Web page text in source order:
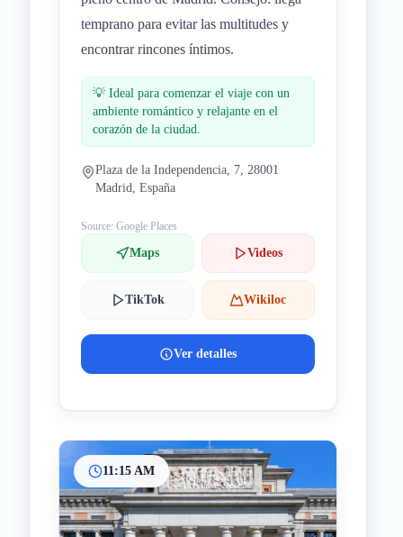
temprano para evitar las multitudes y
encontrar rincones íntimos.
💡 Ideal para comenzar el viaje con un
ambiente romántico y relajante en el
corazón de la ciudad.
Plaza de la Independencia, 7, 28001
Madrid, España
Source: Google Places
Maps Videos
TikTok Wikiloc
Ver detalles
11:15 AM